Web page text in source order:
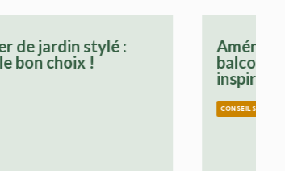
Aménagement terrasse
balcon : idées originales et